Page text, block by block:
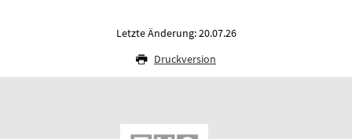
Letzte Änderung: 20.07.26
Druckversion